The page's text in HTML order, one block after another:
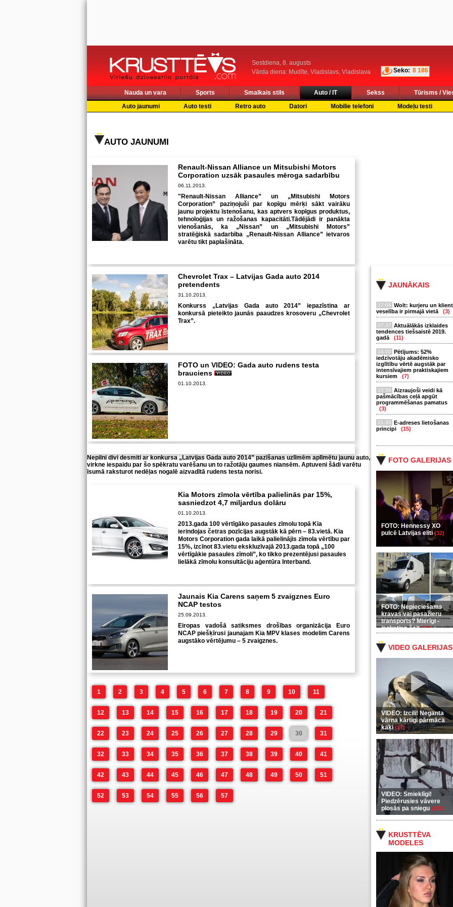
Sestdiena, 8. augusts
Vārda diena: Mudīte, Vladislavs, Vladislava
Seko: 8 186
Nauda un vara Sports Smalkais stils Auto / IT Sekss
Tūrisms /
Auto jaunumi
Auto testi Retro auto Datori Mobilie telefoni Modeļu testi
JAUNĀKAIS
17:06 Wolt: kurjeru un
veselība ir pirmajā vietā
(3)
07:37 Aktuālākās izklaides
tendences tiešsaistē 2019.
gadā
(11)
16:00 Pētījums: 52%
iedzīvotāju akadēmisko
izglītību vērtē augstāk par
intensīvajiem praktiskajiem
kursiem
(7)
15:56 Aizraujoši veidi kā
pašmācības ceļā apgūt
programmēšanas pamatus
(3)
21:30 E-adreses lietošanas
principi
(15)
FOTO GALERIJAS
FOTO: Hennessy XO
pulcē Latvijas eliti(32)
FOTO: Nepieciešams
kravas vai pasažieru
transports? Mierīgi -
ieskaties šeit(35)
VIDEO GALERIJAS
VIDEO: Izcili! Neganta
vārna kārtīgi pārmāca
kaķi(37)
VIDEO: Smieklīgi!
Piedzērusies vāvere
plosās pa sniegu (255)
KRUSTTĒVA
MODELES
AUTO JAUNUMI
Renault-Nissan Alliance un Mitsubishi Motors
Corporation uzsāk pasaules mēroga sadarbību
06.11.2013.
"Renault-Nissan Alliance” un „Mitsubishi Motors
Corporation” paziņojuši par kopīgu mērķi sākt vairāku
jaunu projektu īstenošanu, kas aptvers kopīgus produktus,
tehnoloģijas un ražošanas kapacitāti.Tādējādi ir panākta
vienošanās, ka „Nissan” un „Mitsubishi Motors”
stratēģiskā sadarbība „Renault-Nissan Alliance” ietvaros
varētu tikt paplašināta.
Chevrolet Trax – Latvijas Gada auto 2014
pretendents
31.10.2013.
Konkurss „Latvijas Gada auto 2014” iepazīstina ar
konkursā pieteikto jaunās paaudzes krosoveru „Chevrolet
Trax”.
FOTO un VIDEO: Gada auto rudens testa
brauciens
01.10.2013.
Nepilni divi desmiti ar konkursa „Latvijas Gada auto 2014” pazīšanas uzlīmēm aplīmētu jaunu auto,
virkne iespaidu par šo spēkratu varēšanu un to ražotāju gaumes niansēm. Aptuveni šādi varētu
īsumā raksturot nedēļas nogalē aizvadītā rudens testa norisi.
Kia Motors zīmola vērtība palielinās par 15%,
sasniedzot 4,7 miljardus dolāru
01.10.2013.
2013.gada 100 vērtīgāko pasaules zīmolu topā Kia
ierindojas četras pozīcijas augstāk kā pērn – 83.vietā. Kia
Motors Corporation gada laikā palielinājis zīmola vērtību par
15%, izcīnot 83.vietu ekskluzīvajā 2013.gada topā „100
vērtīgākie pasaules zīmoli”, ko tikko prezentējusi pasaules
lielākā zīmolu konsultāciju aģentūra Interband.
Jaunais Kia Carens saņem 5 zvaigznes Euro
NCAP testos
25.09.2013.
Eiropas vadošā satiksmes drošības organizācija Euro
NCAP piešķīrusi jaunajam Kia MPV klases modelim Carens
augstāko vērtējumu – 5 zvaigznes.
1 2 3 4 5 6 7 8 9 10 11
12 13 14 15 16 17 18 19 20 21
22 23 24 25 26 27 28 29 30 31
32 33 34 35 36 37 38 39 40 41
42 43 44 45 46 47 48 49 50 51
52 53 54 55 56 57